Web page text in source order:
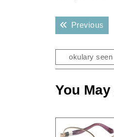
wpisu
Previous
okulary seen
You